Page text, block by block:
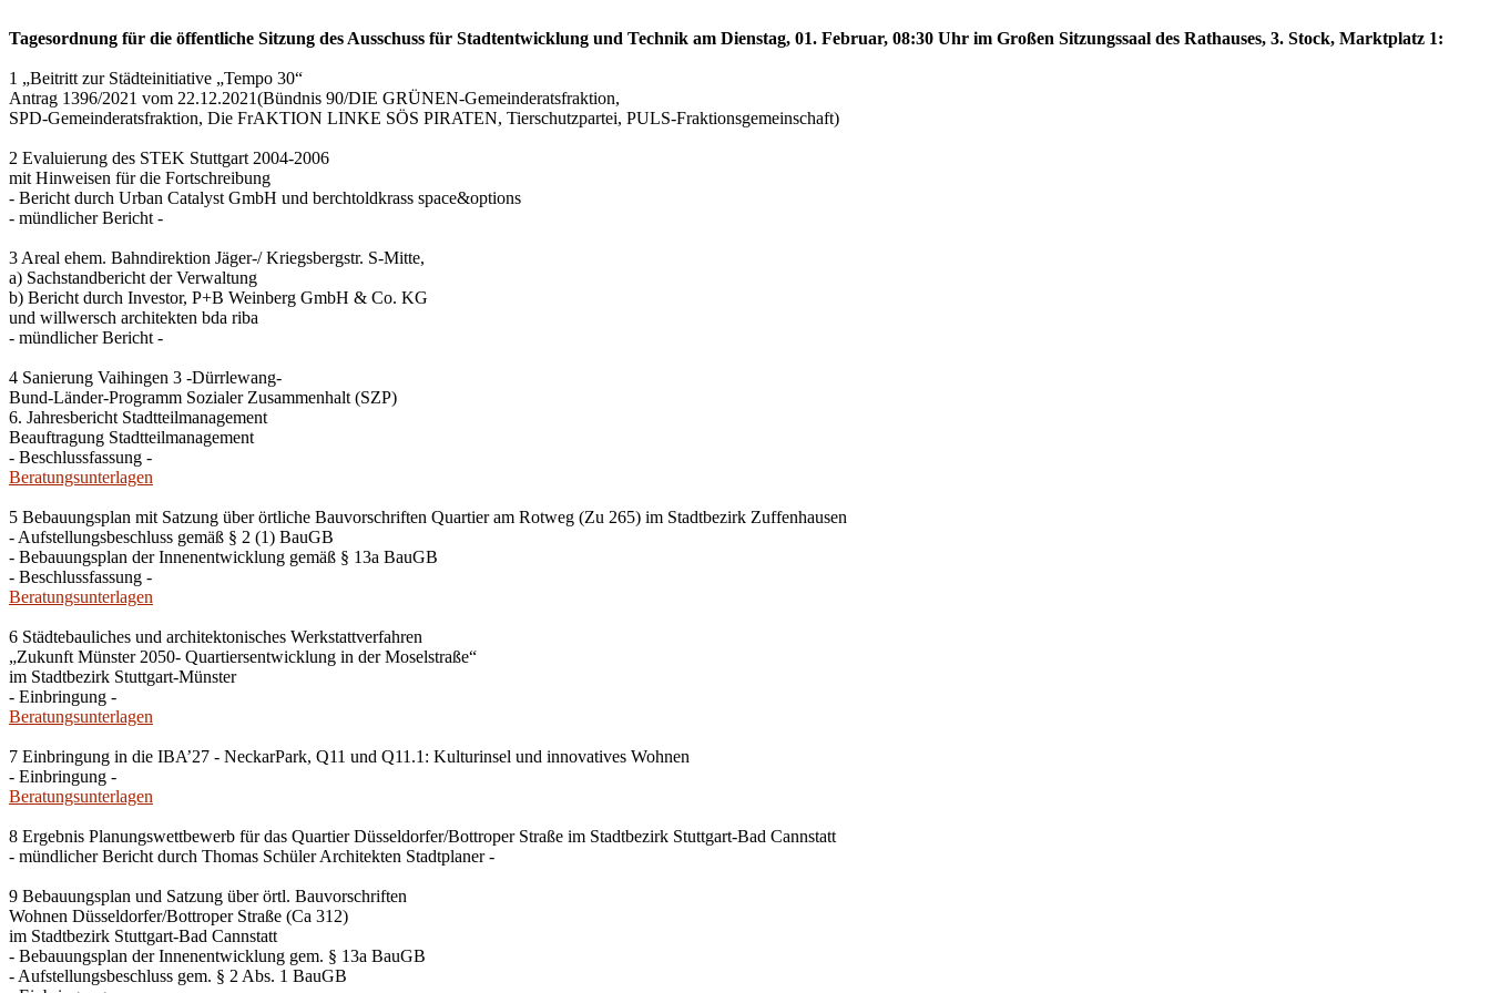
Tagesordnung für die öffentliche Sitzung des Ausschuss für Stadtentwicklung und Technik am Dienstag, 01. Februar, 08:30 Uhr im Großen Sitzungssaal des Rathauses, 3. Stock, Marktplatz 1:
1 „Beitritt zur Städteinitiative „Tempo 30“
Antrag 1396/2021 vom 22.12.2021(Bündnis 90/DIE GRÜNEN-Gemeinderatsfraktion,
SPD-Gemeinderatsfraktion, Die FrAKTION LINKE SÖS PIRATEN, Tierschutzpartei, PULS-Fraktionsgemeinschaft)
2 Evaluierung des STEK Stuttgart 2004-2006
mit Hinweisen für die Fortschreibung
- Bericht durch Urban Catalyst GmbH und berchtoldkrass space&options
- mündlicher Bericht -
3 Areal ehem. Bahndirektion Jäger-/ Kriegsbergstr. S-Mitte,
a) Sachstandbericht der Verwaltung
b) Bericht durch Investor, P+B Weinberg GmbH & Co. KG
und willwersch architekten bda riba
- mündlicher Bericht -
4 Sanierung Vaihingen 3 -Dürrlewang-
Bund-Länder-Programm Sozialer Zusammenhalt (SZP)
6. Jahresbericht Stadtteilmanagement
Beauftragung Stadtteilmanagement
- Beschlussfassung -
Beratungsunterlagen
5 Bebauungsplan mit Satzung über örtliche Bauvorschriften Quartier am Rotweg (Zu 265) im Stadtbezirk Zuffenhausen
- Aufstellungsbeschluss gemäß § 2 (1) BauGB
- Bebauungsplan der Innenentwicklung gemäß § 13a BauGB
- Beschlussfassung -
Beratungsunterlagen
6 Städtebauliches und architektonisches Werkstattverfahren
„Zukunft Münster 2050- Quartiersentwicklung in der Moselstraße“
im Stadtbezirk Stuttgart-Münster
- Einbringung -
Beratungsunterlagen
7 Einbringung in die IBA’27 - NeckarPark, Q11 und Q11.1: Kulturinsel und innovatives Wohnen
- Einbringung -
Beratungsunterlagen
8 Ergebnis Planungswettbewerb für das Quartier Düsseldorfer/Bottroper Straße im Stadtbezirk Stuttgart-Bad Cannstatt
- mündlicher Bericht durch Thomas Schüler Architekten Stadtplaner -
9 Bebauungsplan und Satzung über örtl. Bauvorschriften
Wohnen Düsseldorfer/Bottroper Straße (Ca 312)
im Stadtbezirk Stuttgart-Bad Cannstatt
- Bebauungsplan der Innenentwicklung gem. § 13a BauGB
- Aufstellungsbeschluss gem. § 2 Abs. 1 BauGB